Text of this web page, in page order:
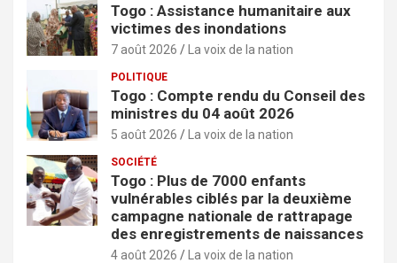
Togo : Assistance humanitaire aux
victimes des inondations
7 août 2026 La voix de la nation
POLITIQUE
Togo : Compte rendu du Conseil des
ministres du 04 août 2026
5 août 2026 La voix de la nation
SOCIÉTÉ
Togo : Plus de 7000 enfants
vulnérables ciblés par la deuxième
campagne nationale de rattrapage
des enregistrements de naissances
4 août 2026 La voix de la nation